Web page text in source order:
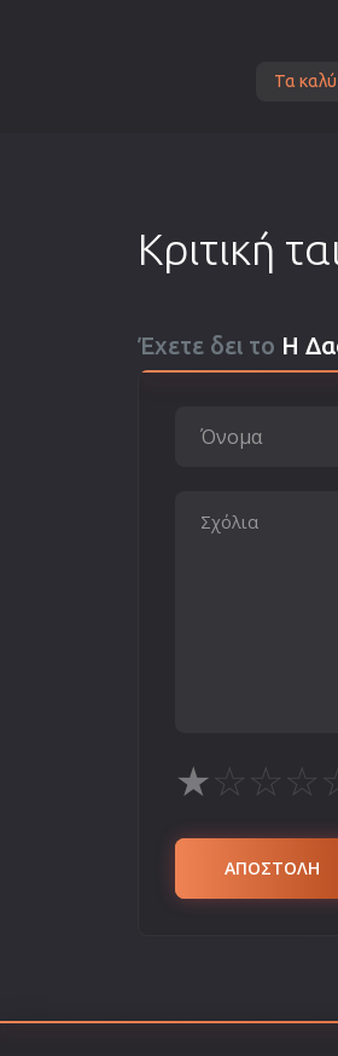
Τα
Κριτική
Έχετε δει το Η
★☆☆☆
ΑΠΟΣΤΟΛΗ